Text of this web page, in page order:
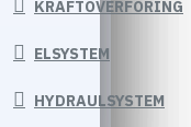
KRAFTÖVERFÖRING
ELSYSTEM
HYDRAULSYSTEM